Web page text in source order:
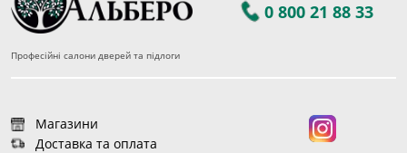
0 800 21 88 33
Професійні салони дверей та підлоги
Магазини
Доставка та оплата